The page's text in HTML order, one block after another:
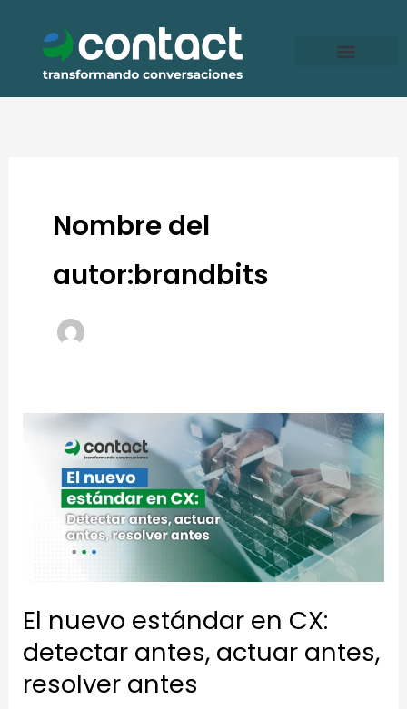
contenido
Nombre del
autor:brandbits
El nuevo estándar en CX:
detectar antes, actuar antes,
resolver antes
nuevo
estándar
detectar
actuar
antes,
resolver
antes